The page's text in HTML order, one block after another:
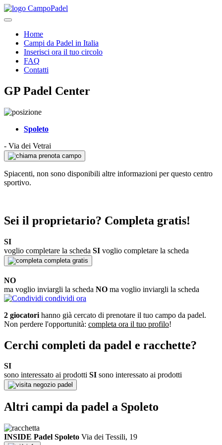
Home
Campi da Padel in Italia
Inserisci ora il tuo circolo
FAQ
Contatti
GP Padel Center
Spoleto
- Via dei Vetrai
prenota campo
Spiacenti, non sono disponibili altre informazioni per questo centro
sportivo.
Sei il proprietario? Completa gratis!
SI
voglio completare la scheda SI voglio completare la scheda
completa gratis
NO
ma voglio inviargli la scheda NO ma voglio inviargli la scheda
condividi ora
2 giocatori hanno già cercato di prenotare il tuo campo da padel.
Non perdere l'opportunità: completa ora il tuo profilo!
Cerchi completi da padel e racchette?
SI
sono interessato ai prodotti SI sono interessato ai prodotti
negozio padel
Altri campi da padel a Spoleto
INSIDE Padel Spoleto Via dei Tessili, 19